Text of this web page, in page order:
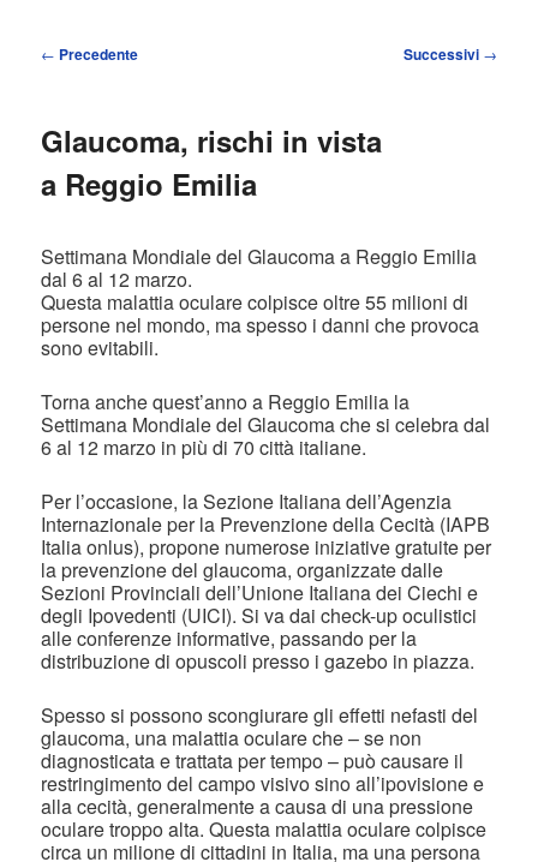
Navigazione
← Precedente Successivi →
Glaucoma, rischi in vista
a Reggio Emilia
Settimana Mondiale del Glaucoma a Reggio Emilia
dal 6 al 12 marzo.
Questa malattia oculare colpisce oltre 55 milioni di
persone nel mondo, ma spesso i danni che provoca
sono evitabili.
Torna anche quest’anno a Reggio Emilia la
Settimana Mondiale del Glaucoma che si celebra dal
6 al 12 marzo in più di 70 città italiane.
Per l’occasione, la Sezione Italiana dell’Agenzia
Internazionale per la Prevenzione della Cecità (IAPB
Italia onlus), propone numerose iniziative gratuite per
la prevenzione del glaucoma, organizzate dalle
Sezioni Provinciali dell’Unione Italiana dei Ciechi e
degli Ipovedenti (UICI). Si va dai check-up oculistici
alle conferenze informative, passando per la
distribuzione di opuscoli presso i gazebo in piazza.
Spesso si possono scongiurare gli effetti nefasti del
glaucoma, una malattia oculare che – se non
diagnosticata e trattata per tempo – può causare il
restringimento del campo visivo sino all’ipovisione e
alla cecità, generalmente a causa di una pressione
oculare troppo alta. Questa malattia oculare colpisce
circa un milione di cittadini in Italia, ma una persona